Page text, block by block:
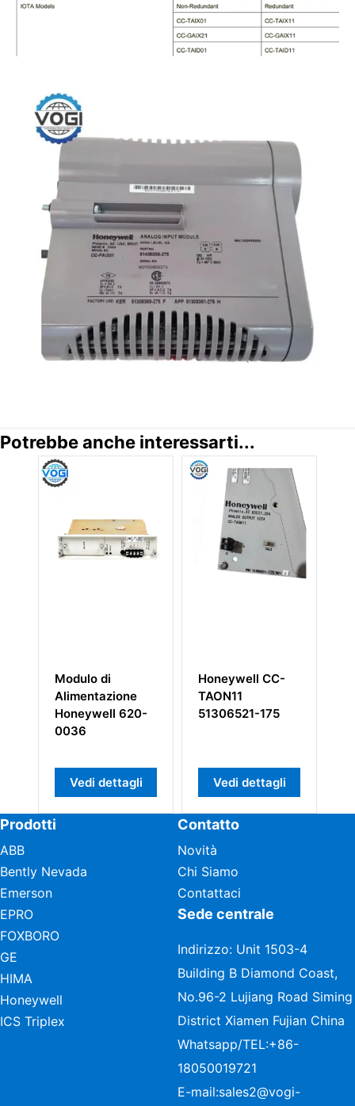
Potrebbe anche interessarti...
Modulo di
Alimentazione
Honeywell 620-
0036
Vedi dettagli
Honeywell CC-
TAON11
51306521-175
Vedi dettagli
Prodotti
ABB
Bently Nevada
Emerson
EPRO
FOXBORO
GE
HIMA
Honeywell
ICS Triplex
Contatto
Novità
Chi Siamo
Contattaci
Sede centrale
Indirizzo: Unit 1503-4
Building B Diamond Coast,
No.96-2 Lujiang Road Siming
District Xiamen Fujian China
Whatsapp/TEL:+86-
18050019721
E-mail:sales2@vogi-